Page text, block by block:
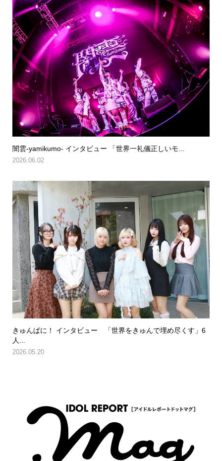
闇雲-yamikumo- インタビュー 「世界一礼儀正しいモ...
2026.06.02
きゅんぱに！ インタビュー 「世界をきゅんで埋め尽くす」6
人...
2026.05.20